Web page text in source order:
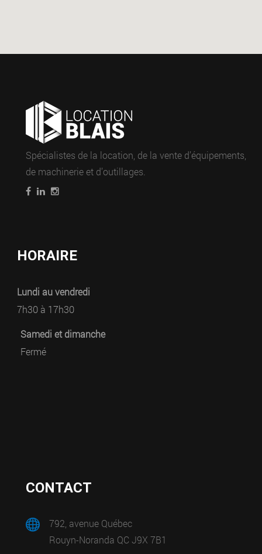
Spécialistes de la location, de la vente d’équipements,
de machinerie et d’outillages.
HORAIRE
Lundi au vendredi
7h30 à 17h30
Samedi et dimanche
Fermé
CONTACT
792, avenue Québec
Rouyn-Noranda QC J9X 7B1